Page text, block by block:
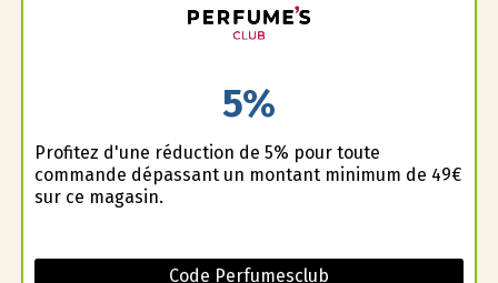
5%
Profitez d'une réduction de 5% pour toute
commande dépassant un montant minimum de 49€
sur ce magasin.
Code Perfumesclub